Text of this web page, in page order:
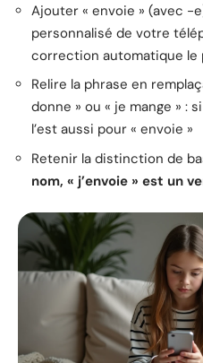
Ajouter « envoie » (avec -
personnalisé de votre
correction automatique le
Relire la phrase en
donne » ou « je mange » :
l’est aussi pour « envoie »
Retenir la distinction de
nom, « j’envoie » est un